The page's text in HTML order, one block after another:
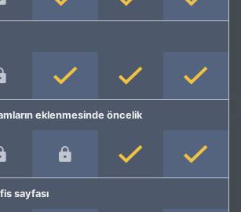
eklenmesinde öncelik
sayfası